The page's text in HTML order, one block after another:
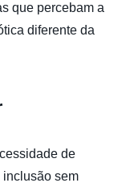
que percebam a
diferente da
de
inclusão sem